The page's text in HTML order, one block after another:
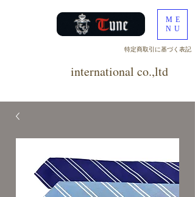
international co.,ltd
​特定商取引に基づく表記
ME
NU